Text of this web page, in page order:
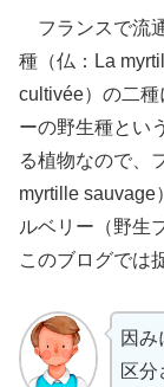
フランスで流
種（仏：La
cultivée）の二種
ーの野生種とい
る植物なので、
myrtille sauvage
ルベリー（野生
このブログでは
因み
区分